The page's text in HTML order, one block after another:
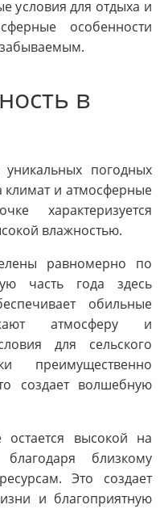
условия для отдыха и
особенности
в
погодных
климат и атмосферные
характеризуется
влажностью.
равномерно по
часть года здесь
обильные
атмосферу и
для сельского
преимущественно
создает волшебную
высокой на
близкому
Это создает
и благоприятную